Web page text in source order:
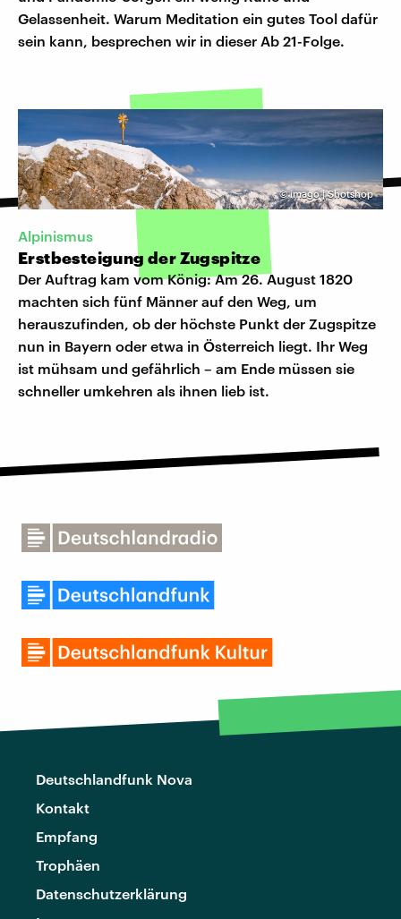
Gelassenheit. Warum Meditation ein gutes Tool dafür
sein kann, besprechen wir in dieser Ab 21-Folge.
©imago | Shotshop
Alpinismus
Erstbesteigung der Zugspitze
Der Auftrag kam vom König: Am 26. August 1820
machten sich fünf Männer auf den Weg, um
herauszufinden, ob der höchste Punkt der Zugspitze
nun in Bayern oder etwa in Österreich liegt. Ihr Weg
ist mühsam und gefährlich – am Ende müssen sie
schneller umkehren als ihnen lieb ist.
Deutschlandfunk Nova
Kontakt
Empfang
Trophäen
Datenschutzerklärung